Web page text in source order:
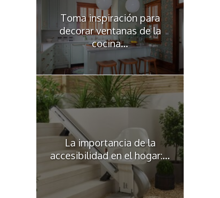
Toma inspiración para
decorar ventanas de la
cocina...
La importancia de la
accesibilidad en el hogar:...